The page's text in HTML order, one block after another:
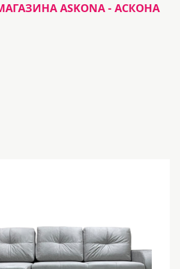
ASKONA - АСКОНА